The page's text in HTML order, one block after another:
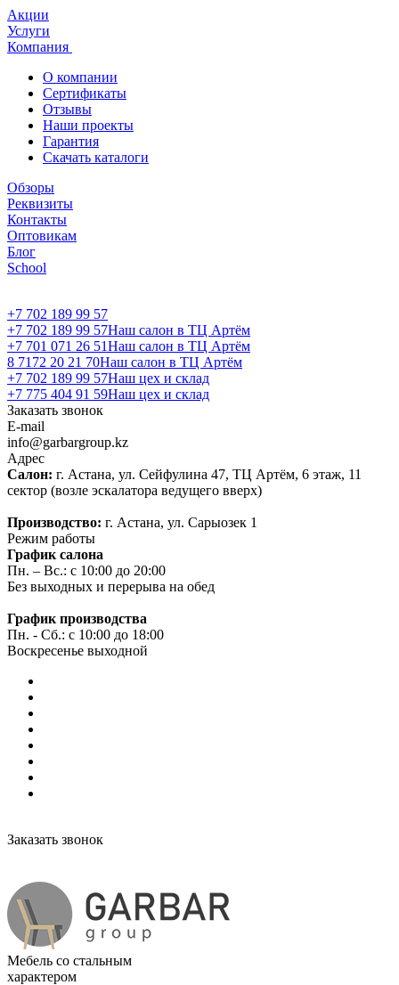
Акции
Услуги
Компания
О компании
Сертификаты
Отзывы
Наши проекты
Гарантия
Скачать каталоги
Обзоры
Реквизиты
Контакты
Оптовикам
Блог
School
+7 702 189 99 57
+7 702 189 99 57Наш салон в ТЦ Артём
+7 701 071 26 51Наш салон в ТЦ Артём
8 7172 20 21 70Наш салон в ТЦ Артём
+7 702 189 99 57Наш цех и склад
+7 775 404 91 59Наш цех и склад
Заказать звонок
E-mail
info@garbargroup.kz
Адрес
Салон: г. Астана, ул. Сейфулина 47, ТЦ Артём, 6 этаж, 11
сектор (возле эскалатора ведущего вверх)
Производство: г. Астана, ул. Сарыозек 1
Режим работы
График салона
Пн. – Вс.: с 10:00 до 20:00
Без выходных и перерыва на обед
График производства
Пн. - Сб.: с 10:00 до 18:00
Воскресенье выходной
Заказать звонок
Мебель со стальным
характером